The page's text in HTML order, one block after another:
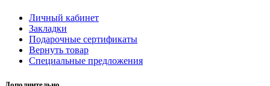
Личный кабинет
Закладки
Подарочные сертификаты
Вернуть товар
Специальные предложения